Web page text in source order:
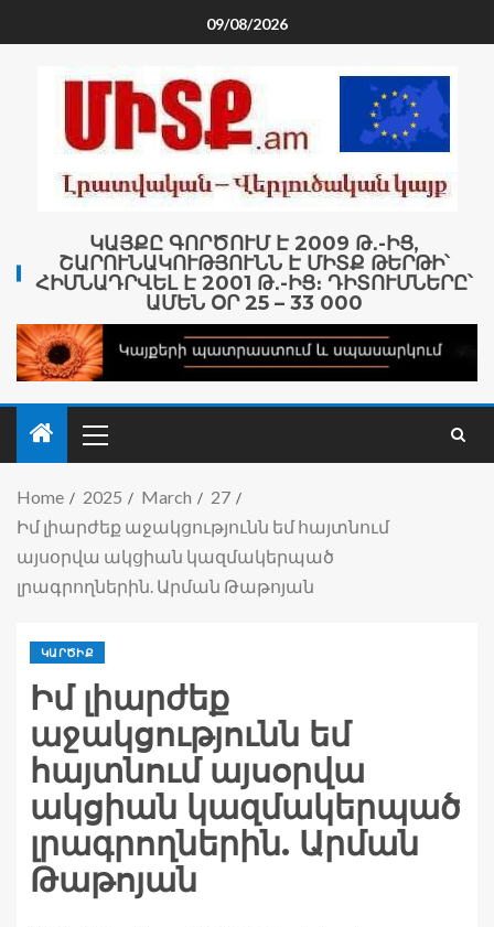
09/08/2026
ԿԱՅՔԸ ԳՈՐԾՈՒՄ Է 2009 Թ․-ԻՑ,
ՇԱՐՈՒՆԱԿՈՒԹՅՈՒՆՆ Է ՄԻՏՔ ԹԵՐԹԻ՝
ՀԻՄՆԱԴՐՎԵԼ Է 2001 Թ․-ԻՑ։ ԴԻՏՈՒՄՆԵՐԸ՝
ԱՄԵՆ ՕՐ 25 – 33 000
Home 2025 March
27
Իմ լիարժեք աջակցությունն եմ հայտնում
այսօրվա ակցիան կազմակերպած
լրագրողներին. Արման Թաթոյան
ԿԱՐԾԻՔ
Իմ լիարժեք
աջակցությունն եմ
հայտնում այսօրվա
ակցիան կազմակերպած
լրագրողներին. Արման
Թաթոյան